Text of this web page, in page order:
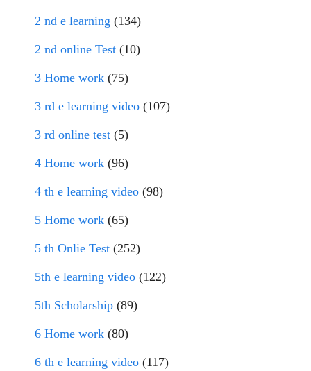
2 nd e learning (134)
2 nd online Test (10)
3 Home work (75)
3 rd e learning video (107)
3 rd online test (5)
4 Home work (96)
4 th e learning video (98)
5 Home work (65)
5 th Onlie Test (252)
5th e learning video (122)
5th Scholarship (89)
6 Home work (80)
6 th e learning video (117)